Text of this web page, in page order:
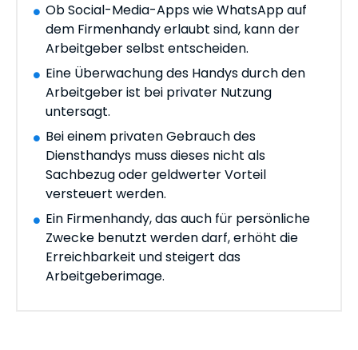
Ob Social-Media-Apps wie WhatsApp auf
dem Firmenhandy erlaubt sind, kann der
Arbeitgeber selbst entscheiden.
Eine Überwachung des Handys durch den
Arbeitgeber ist bei privater Nutzung
untersagt.
Bei einem privaten Gebrauch des
Diensthandys muss dieses nicht als
Sachbezug oder geldwerter Vorteil
versteuert werden.
Ein Firmenhandy, das auch für persönliche
Zwecke benutzt werden darf, erhöht die
Erreichbarkeit und steigert das
Arbeitgeberimage.